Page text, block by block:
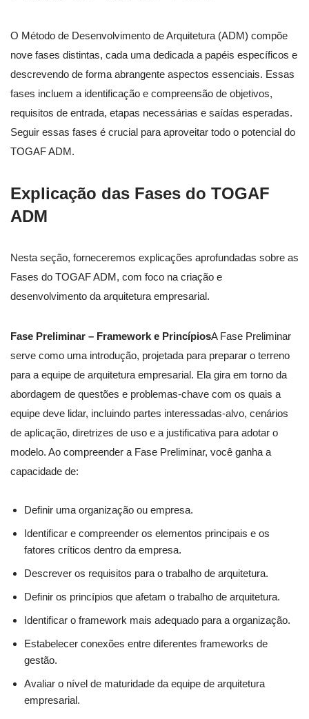
O Método de Desenvolvimento de Arquitetura (ADM) compõe
nove fases distintas, cada uma dedicada a papéis específicos e
descrevendo de forma abrangente aspectos essenciais. Essas
fases incluem a identificação e compreensão de objetivos,
requisitos de entrada, etapas necessárias e saídas esperadas.
Seguir essas fases é crucial para aproveitar todo o potencial do
TOGAF ADM.
Explicação das Fases do TOGAF
ADM
Nesta seção, forneceremos explicações aprofundadas sobre as
Fases do TOGAF ADM, com foco na criação e
desenvolvimento da arquitetura empresarial.
Fase Preliminar – Framework e PrincípiosA Fase Preliminar
serve como uma introdução, projetada para preparar o terreno
para a equipe de arquitetura empresarial. Ela gira em torno da
abordagem de questões e problemas-chave com os quais a
equipe deve lidar, incluindo partes interessadas-alvo, cenários
de aplicação, diretrizes de uso e a justificativa para adotar o
modelo. Ao compreender a Fase Preliminar, você ganha a
capacidade de:
Definir uma organização ou empresa.
Identificar e compreender os elementos principais e os
fatores críticos dentro da empresa.
Descrever os requisitos para o trabalho de arquitetura.
Definir os princípios que afetam o trabalho de arquitetura.
Identificar o framework mais adequado para a organização.
Estabelecer conexões entre diferentes frameworks de
gestão.
Avaliar o nível de maturidade da equipe de arquitetura
empresarial.